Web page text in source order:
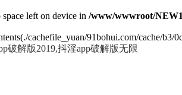
left on device in /www/wwwroot/
cachefile_yuan/91bohui.com/cache/
破解版2019,抖淫app破解版无限